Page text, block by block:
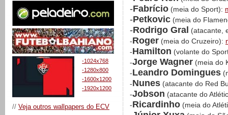
-1024x768
-1280x800
-1600x1200
-1920x1200
// Veja outros wallpapers do ECV
-Fabrício (meia do Sport):
-Petkovic (meia do
-Rodrigo Gral (atacante,
-Roger (meia do Cruzeiro):
-Hamilton (volante do
-Jorge Wagner (meia do
-Leandro Domingues
-Nunes (atacante do Red
-Jobson (atacante do
-Ricardinho (meia do